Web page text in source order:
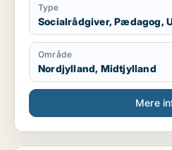
Type
Socialrådgiver, Pædagog,
Område
Nordjylland, Midtjylland
Mere